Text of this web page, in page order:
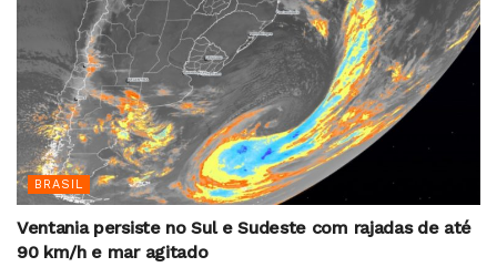
BRASIL
Ventania persiste no Sul e Sudeste com rajadas de até
90 km/h e mar agitado